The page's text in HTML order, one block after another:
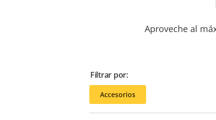
Aproveche al
Filtrar por:
Accesorios